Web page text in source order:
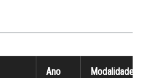
Ano Modalidade